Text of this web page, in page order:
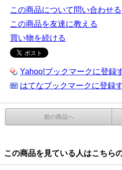
この商品について問い合わせる
この商品を友達に教える
買い物を続ける
Yahoo!ブックマークに登録
はてなブックマークに登録
前の商品へ
この商品を見ている人はこちら